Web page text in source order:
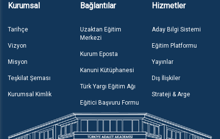
Kurumsal
Tarihçe
Vizyon
Misyon
Teşkilat Şeması
Kurumsal Kimlik
Bağlantılar
Uzaktan Eğitim
Merkezi
Kurum Eposta
Kanuni Kütüphanesi
Türk Yargı Eğitim Ağı
Eğitici Başvuru Formu
Hizmetler
Aday Bilgi Sistemi
Eğitim Platformu
Yayınlar
Dış İlişkiler
Strateji & Arge